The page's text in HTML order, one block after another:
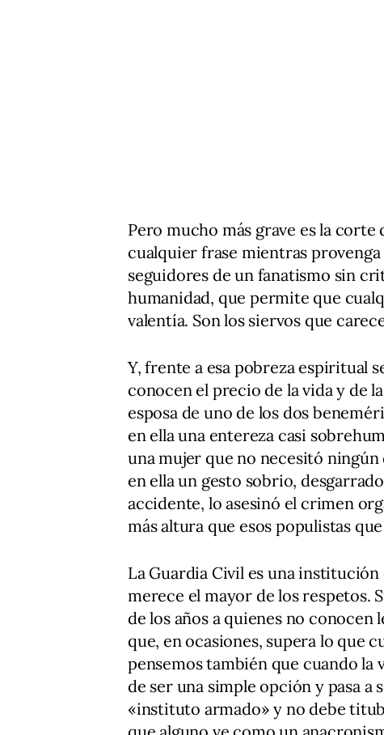
Pero mucho más grave es la
cualquier frase mientras
seguidores de un fanatismo sin
humanidad, que permite que
valentía. Son los siervos que
Y, frente a esa pobreza espiritual
conocen el precio de la vida y de
esposa de uno de los dos
en ella una entereza casi
una mujer que no necesitó ningún
en ella un gesto sobrio,
accidente, lo asesinó el crimen
más altura que esos populistas
La Guardia Civil es una
merece el mayor de los respetos.
de los años a quienes no
que, en ocasiones, supera lo que
pensemos también que cuando la
de ser una simple opción y pasa a
«instituto armado» y no debe